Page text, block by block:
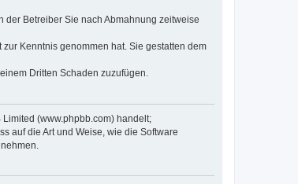
Betreiber Sie nach Abmahnung zeitweise
Kenntnis genommen hat. Sie gestatten dem
Dritten Schaden zuzufügen.
(www.phpbb.com) handelt;
auf die Art und Weise, wie die Software